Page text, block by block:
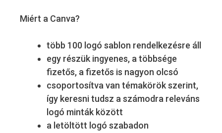
Miért a Canva?
több 100 logó sablon rendelkezésre áll
egy részük ingyenes, a többsége
fizetős, a fizetős is nagyon olcsó
csoportosítva van témakörök szerint,
így keresni tudsz a számodra releváns
logó minták között
a letöltött logó szabadon